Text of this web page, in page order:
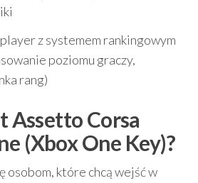
z systemem rankingowym
poziomu graczy,
rang)
Assetto Corsa
(Xbox One Key)?
osobom, które chcą wejść w